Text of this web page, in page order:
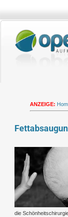
springen
ANZEIGE:
grösseres
die